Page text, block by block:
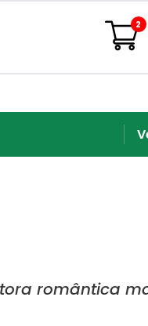
2
romântica